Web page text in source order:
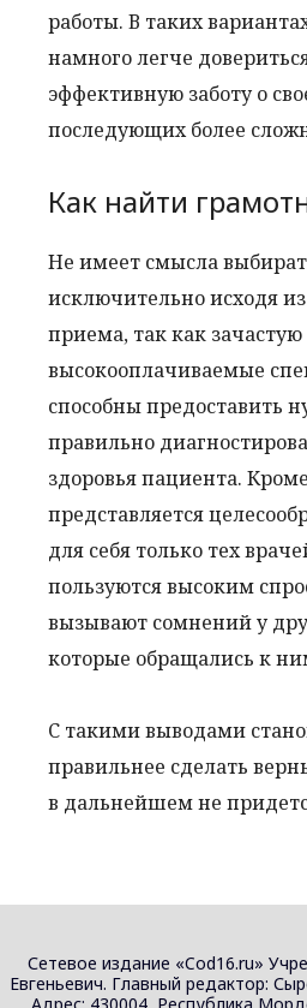
работы. В таких
намного легче
эффективную заботу о
последующих более
Как найти
Не имеет смысла
исключительно исходя
приема, так как
высокооплачиваемые
способны предоставить
правильно
здоровья пациента.
представляется
для себя только тех
пользуются высоким
вызывают сомнений у
которые обращались к
С такими выводами
правильнее сделать
в дальнейшем не
Сетевое издание «Cod16.ru»
Евгеньевич. Главный редактор: